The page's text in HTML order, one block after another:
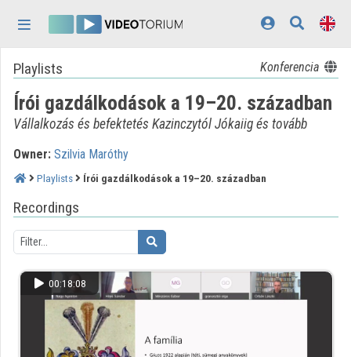
Home
Log In
Playlists
Organizations
Contributors
Appearance:light
Playlists Konferencia
Írói gazdálkodások a 19–20. században
Vállalkozás és befektetés Kazinczytól Jókaiig és tovább
Owner: Szilvia Maróthy
Playlists Írói gazdálkodások a 19–20. században
Recordings
00:18:08